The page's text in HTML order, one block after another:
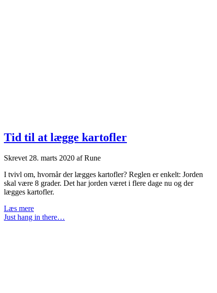
Tid til at lægge kartofler
Skrevet 28. marts 2020 afRune
I tvivl om, hvornår der lægges kartofler? Reglen er enkelt: Jorden
skal være 8 grader. Det har jorden været i flere dage nu og der
lægges kartofler.
Læs mereTid
til
Just hang in there…